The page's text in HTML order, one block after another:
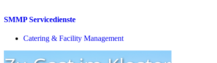
SMMP Servicedienste
Catering & Facility Management